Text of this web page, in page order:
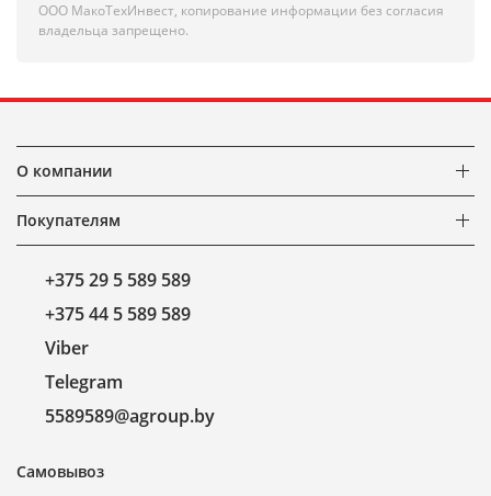
ООО МакоТехИнвест, копирование информации без согласия
владельца запрещено.
О компании
Покупателям
+375 29 5 589 589
+375 44 5 589 589
Viber
Telegram
5589589@agroup.by
Самовывоз